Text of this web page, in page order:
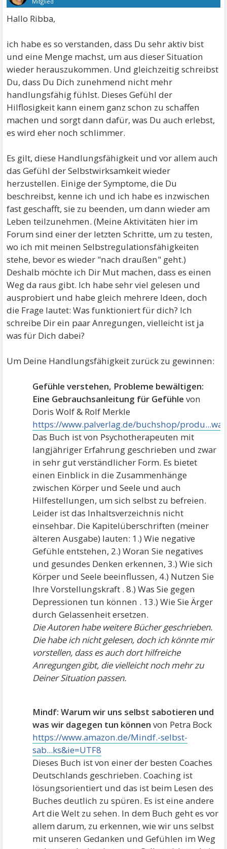
Hallo Ribba,
ich habe es so verstanden, dass Du sehr aktiv bist
und eine Menge machst, um aus dieser Situation
wieder herauszukommen. Und gleichzeitig schreibst
Du, dass Du Dich zunehmend nicht mehr
handlungsfähig fühlst. Dieses Gefühl der
Hilflosigkeit kann einem ganz schon zu schaffen
machen und sorgt dann dafür, was Du auch erlebst,
es wird eher noch schlimmer.
Es gilt, diese Handlungsfähigkeit und vor allem auch
das Gefühl der Selbstwirksamkeit wieder
herzustellen. Einige der Symptome, die Du
beschreibst, kenne ich und ich habe es inzwischen
fast geschafft, sie zu beenden, um dann wieder am
Leben teilzunehmen. (Meine Aktivitäten hier im
Forum sind einer der letzten Schritte, um zu testen,
wo ich mit meinen Selbstregulationsfähigkeiten
stehe, bevor es wieder "nach draußen" geht.)
Deshalb möchte ich Dir Mut machen, dass es einen
Weg da raus gibt. Ich habe sehr viel gelesen und
ausprobiert und habe gleich mehrere Ideen, doch
die Frage lautet: Was funktioniert für dich? Ich
schreibe Dir ein paar Anregungen, vielleicht ist ja
was für Dich dabei?
Um Deine Handlungsfähigkeit zurück zu gewinnen:
Gefühle verstehen, Probleme bewältigen:
Eine Gebrauchsanleitung für Gefühle von
Doris Wolf & Rolf Merkle
https://www.palverlag.de/buchshop/
Das Buch ist von Psychotherapeuten mit
langjähriger Erfahrung geschrieben und zwar
in sehr gut verständlicher Form. Es bietet
einen Einblick in die Zusammenhänge
zwischen Körper und Seele und auch
Hilfestellungen, um sich selbst zu befreien.
Leider ist das Inhaltsverzeichnis nicht
einsehbar. Die Kapitelüberschriften (meiner
älteren Ausgabe) lauten: 1.) Wie negative
Gefühle entstehen, 2.) Woran Sie negatives
und gesundes Denken erkennen, 3.) Wie sich
Körper und Seele beeinflussen, 4.) Nutzen Sie
Ihre Vorstellungskraft . 8.) Was Sie gegen
Depressionen tun können . 13.) Wie Sie Ärger
durch Gelassenheit ersetzen.
Die Autoren habe weitere Bücher geschrieben.
Die habe ich nicht gelesen, doch ich könnte mir
vorstellen, dass es auch dort hilfreiche
Anregungen gibt, die vielleicht noch mehr zu
Deiner Situation passen.
Mindf: Warum wir uns selbst sabotieren und
was wir dagegen tun können von Petra Bock
https://www.amazon.de/Mindf.-selbst-
sab...ks&ie=UTF8
Dieses Buch ist von einer der besten Coaches
Deutschlands geschrieben. Coaching ist
lösungsorientiert und das ist beim Lesen des
Buches deutlich zu spüren. Es ist eine andere
Art die Welt zu sehen. In dem Buch geht es vor
allem darum, zu erkennen, wie wir uns selbst
mit unseren Gedanken und Gefühlen im Weg